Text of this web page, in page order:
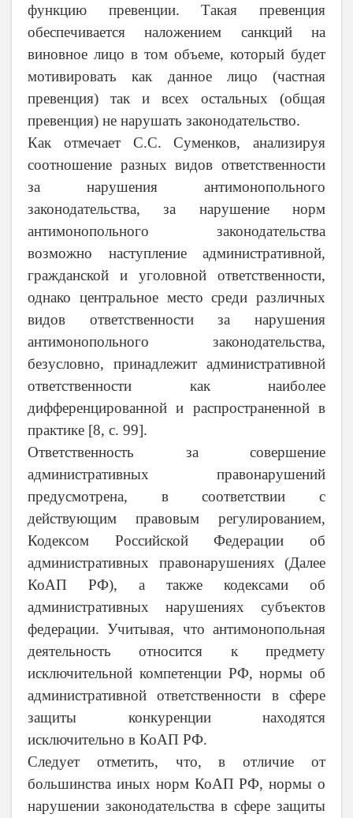
функцию превенции. Такая превенция
обеспечивается наложением санкций на
виновное лицо в том объеме, который будет
мотивировать как данное лицо (частная
превенция) так и всех остальных (общая
превенция) не нарушать законодательство.
Как отмечает С.С. Суменков, анализируя
соотношение разных видов ответственности
за нарушения антимонопольного
законодательства, за нарушение норм
антимонопольного законодательства
возможно наступление административной,
гражданской и уголовной ответственности,
однако центральное место среди различных
видов ответственности за нарушения
антимонопольного законодательства,
безусловно, принадлежит административной
ответственности как наиболее
дифференцированной и распространенной в
практике [8, c. 99].
Ответственность за совершение
административных правонарушений
предусмотрена, в соответствии с
действующим правовым регулированием,
Кодексом Российской Федерации об
административных правонарушениях (Далее
КоАП РФ), а также кодексами об
административных нарушениях субъектов
федерации. Учитывая, что антимонопольная
деятельность относится к предмету
исключительной компетенции РФ, нормы об
административной ответственности в сфере
защиты конкуренции находятся
исключительно в КоАП РФ.
Следует отметить, что, в отличие от
большинства иных норм КоАП РФ, нормы о
нарушении законодательства в сфере защиты